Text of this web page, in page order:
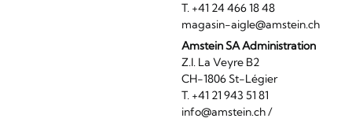
T. +41 24 466 18 48
magasin-aigle@amstein.ch
Amstein SA Administration
Z.I. La Veyre B2
CH-1806 St-Légier
T. +41 21 943 51 81
info@amstein.ch/